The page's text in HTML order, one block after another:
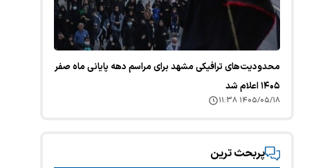
محدودیت‌های ترافیکی مشهد برای مراسم دهه پایانی ماه صفر
۱۴۰۵ اعلام شد
۱۴۰۵/۰۵/۱۸ ۱۱:۳۸
پربحث ترین